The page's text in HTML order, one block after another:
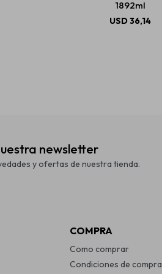
1892ml
USD36,14
newsletter
y ofertas de nuestra tienda.
COMPRA
Como comprar
Condiciones de compra